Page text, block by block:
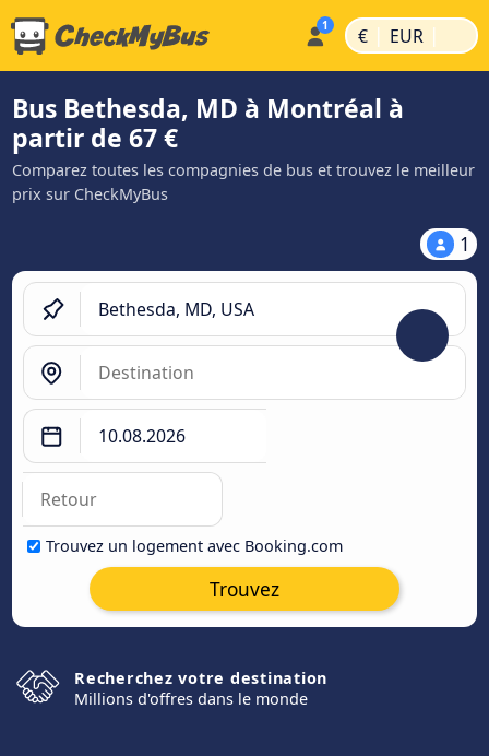
€ | EUR |
Bus Bethesda, MD à Montréal à
partir de 67 €
Comparez toutes les compagnies de bus et trouvez le meilleur
prix sur CheckMyBus
1
Trouvez un logement avec Booking.com
Trouvez
Recherchez votre destination
Millions d'offres dans le monde